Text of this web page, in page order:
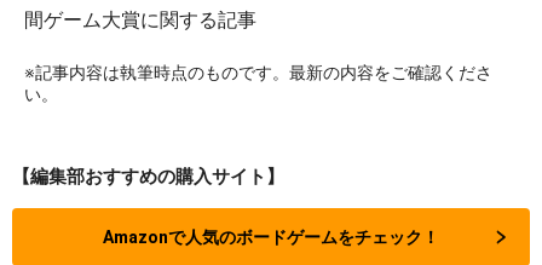
間ゲーム大賞に関する記事
※記事内容は執筆時点のものです。最新の内容をご確認くださ
い。
【編集部おすすめの購入サイト】
Amazonで人気のボードゲームをチェック！